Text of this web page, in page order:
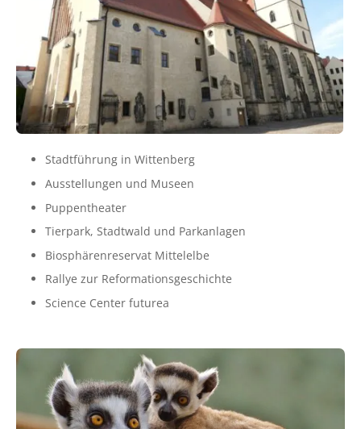
Stadtführung in Wittenberg
Ausstellungen und Museen
Puppentheater
Tierpark, Stadtwald und Parkanlagen
Biosphärenreservat Mittelelbe
Rallye zur Reformationsgeschichte
Science Center futurea